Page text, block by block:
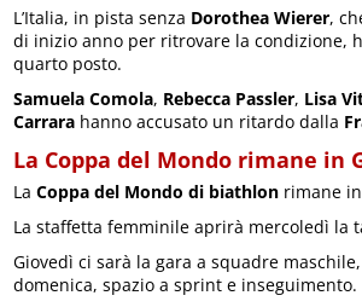
L’Italia, in pista senza Dorothea Wierer,
di inizio anno per ritrovare la condizione,
quarto posto.
Samuela Comola, Rebecca Passler, Lisa
Carrara hanno accusato un ritardo dalla
La Coppa del Mondo rimane in
LaCoppa del Mondo di biathlon rimane
La staffetta femminile aprirà mercoledì la
Giovedì ci sarà la gara a squadre
domenica, spazio a sprint e inseguimento.